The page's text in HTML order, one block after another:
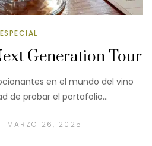
Generation Tour
en el mundo del vino
de probar el portafolio…
MARZO 26, 2025